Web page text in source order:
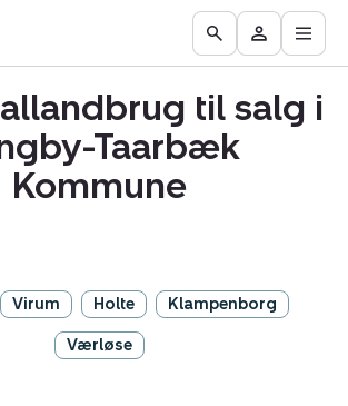
Ejendomme
til
Find
mægler
Få
vurderet
ejendom
Go
to
the
Search
page
Besøg
Mit
område
Åbn
til salg i
Taarbæk
Kommune
Virum Holte Klampenborg
Værløse